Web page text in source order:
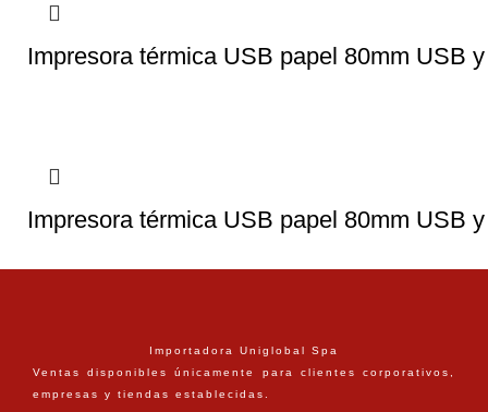
Impresora térmica USB papel 80mm USB
Impresora térmica USB papel 80mm USB
Importadora Uniglobal Spa
Ventas disponibles únicamente para clientes corporativos,
empresas y tiendas establecidas.